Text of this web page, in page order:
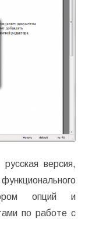
версия,
опций и
по работе с